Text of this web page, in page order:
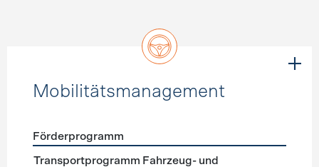
Mobilitätsmanagement
Förderprogramme Mobilitätsmanagement
Förderprogramm
Transportprogramm Fahrzeug- und